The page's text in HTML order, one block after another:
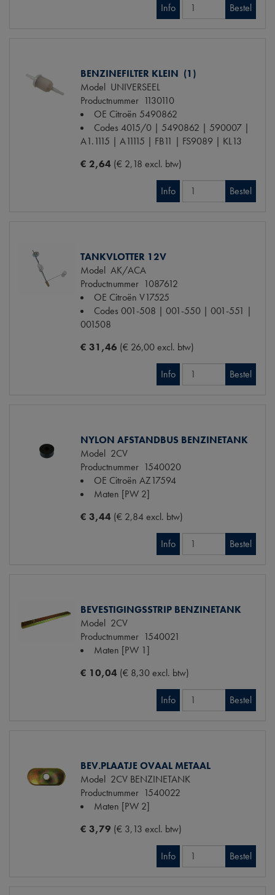
Info Bestel
BENZINEFILTER KLEIN (1)
Model UNIVERSEEL
Productnummer 1130110
OE Citroën 5490862
Codes 4015/0 | 5490862 | 590007 |
A1.1115 | A11115 | FB11 | FS9089 | KL13
€ 2,64 (€ 2,18 excl. btw)
Info Bestel
TANKVLOTTER 12V
Model AK/ACA
Productnummer 1087612
OE Citroën V17525
Codes 001-508 | 001-550 | 001-551 |
001508
€ 31,46 (€ 26,00 excl. btw)
Info Bestel
NYLON AFSTANDBUS BENZINETANK
Model 2CV
Productnummer 1540020
OE Citroën AZ17594
Maten [PW 2]
€ 3,44 (€ 2,84 excl. btw)
Info Bestel
BEVESTIGINGSSTRIP BENZINETANK
Model 2CV
Productnummer 1540021
Maten [PW 1]
€ 10,04 (€ 8,30 excl. btw)
Info Bestel
BEV.PLAATJE OVAAL METAAL
Model 2CV BENZINETANK
Productnummer 1540022
Maten [PW 2]
€ 3,79 (€ 3,13 excl. btw)
Info Bestel